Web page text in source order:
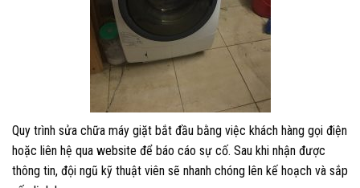
Quy trình sửa chữa máy giặt bắt đầu bằng việc khách hàng gọi điện
hoặc liên hệ qua website để báo cáo sự cố. Sau khi nhận được
thông tin, đội ngũ kỹ thuật viên sẽ nhanh chóng lên kế hoạch và sắp